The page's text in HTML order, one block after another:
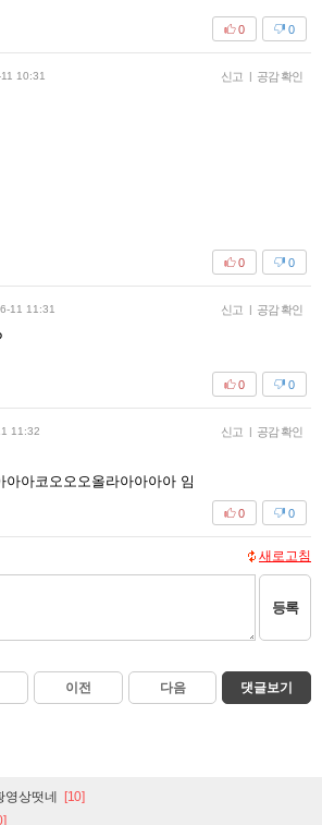
0
0
10:31 신고 | 공감 확인
0
0
11 11:31 신고 | 공감 확인
0
0
11:32 신고 | 공감 확인
아아코오오오올라아아아아 임
0
0
새로고침
등록
이전 다음 댓글보기
상떳네 [10]